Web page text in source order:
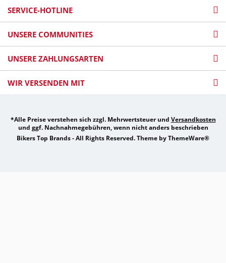
SERVICE-HOTLINE
UNSERE COMMUNITIES
UNSERE ZAHLUNGSARTEN
WIR VERSENDEN MIT
*Alle Preise verstehen sich zzgl. Mehrwertsteuer und Versandkosten
und ggf. Nachnahmegebühren, wenn nicht anders beschrieben
Bikers Top Brands - All Rights Reserved. Theme byThemeWare®